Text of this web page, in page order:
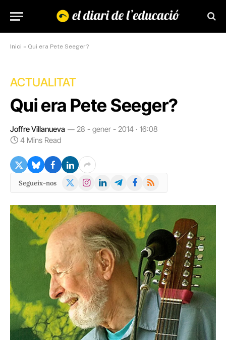
Inici » Qui era Pete Seeger?
ACTUALITAT
Qui era Pete Seeger?
Joffre Villanueva
28 - gener - 2014 · 16:08
4 Mins Read
Segueix-nos
X
Instagram
LinkedInTelegramFacebook
RSS